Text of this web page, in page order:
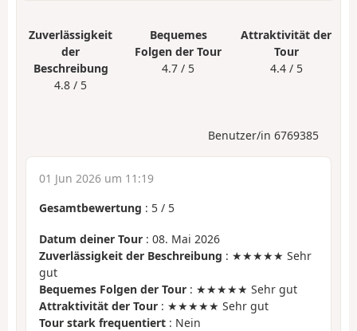
Zuverlässigkeit
der
Beschreibung
4.8 / 5
Bequemes
Folgen der Tour
4.7 / 5
Attraktivität der
Tour
4.4 / 5
Benutzer/in 6769385
01 Jun 2026 um 11:19
Gesamtbewertung : 5 / 5
Datum deiner Tour : 08. Mai 2026
Zuverlässigkeit der Beschreibung : ★★★★★ Sehr
gut
Bequemes Folgen der Tour : ★★★★★ Sehr gut
Attraktivität der Tour : ★★★★★ Sehr gut
Tour stark frequentiert : Nein